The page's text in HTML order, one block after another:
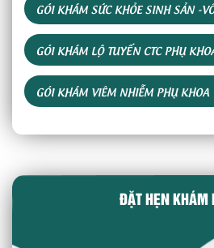
GÓI KHÁM SỨC KHỎE SINH SẢN -
GÓI KHÁM LỘ TUYẾN CTC PHỤ
GÓI KHÁM VIÊM NHIỄM PHỤ KHOA
ĐẶT HẸN KHÁM